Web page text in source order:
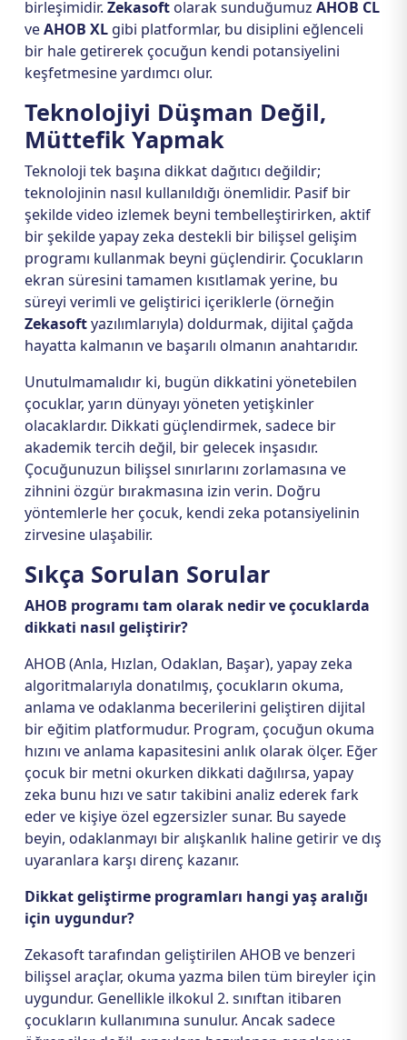
birleşimidir. Zekasoft olarak sunduğumuz AHOB CL
veAHOB XL gibi platformlar, bu disiplini eğlenceli
bir hale getirerek çocuğun kendi potansiyelini
keşfetmesine yardımcı olur.
Teknolojiyi Düşman Değil,
Müttefik Yapmak
Teknoloji tek başına dikkat dağıtıcı değildir;
teknolojinin nasıl kullanıldığı önemlidir. Pasif bir
şekilde video izlemek beyni tembelleştirirken, aktif
bir şekilde yapay zeka destekli bir bilişsel gelişim
programı kullanmak beyni güçlendirir. Çocukların
ekran süresini tamamen kısıtlamak yerine, bu
süreyi verimli ve geliştirici içeriklerle (örneğin
Zekasoftyazılımlarıyla) doldurmak, dijital çağda
hayatta kalmanın ve başarılı olmanın anahtarıdır.
Unutulmamalıdır ki, bugün dikkatini yönetebilen
çocuklar, yarın dünyayı yöneten yetişkinler
olacaklardır. Dikkati güçlendirmek, sadece bir
akademik tercih değil, bir gelecek inşasıdır.
Çocuğunuzun bilişsel sınırlarını zorlamasına ve
zihnini özgür bırakmasına izin verin. Doğru
yöntemlerle her çocuk, kendi zeka potansiyelinin
zirvesine ulaşabilir.
Sıkça Sorulan Sorular
AHOB programı tam olarak nedir ve çocuklarda
dikkati nasıl geliştirir?
AHOB (Anla, Hızlan, Odaklan, Başar), yapay zeka
algoritmalarıyla donatılmış, çocukların okuma,
anlama ve odaklanma becerilerini geliştiren dijital
bir eğitim platformudur. Program, çocuğun okuma
hızını ve anlama kapasitesini anlık olarak ölçer. Eğer
çocuk bir metni okurken dikkati dağılırsa, yapay
zeka bunu hızı ve satır takibini analiz ederek fark
eder ve kişiye özel egzersizler sunar. Bu sayede
beyin, odaklanmayı bir alışkanlık haline getirir ve dış
uyaranlara karşı direnç kazanır.
Dikkat geliştirme programları hangi yaş aralığı
için uygundur?
Zekasoft tarafından geliştirilen AHOB ve benzeri
bilişsel araçlar, okuma yazma bilen tüm bireyler için
uygundur. Genellikle ilkokul 2. sınıftan itibaren
çocukların kullanımına sunulur. Ancak sadece